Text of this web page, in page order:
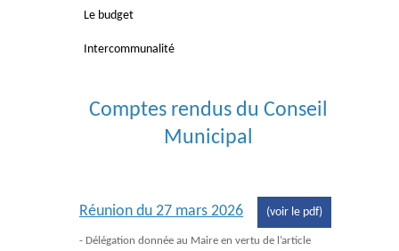
Le budget
Intercommunalité
Comptes rendus du Conseil
Municipal
Réunion du 27 mars 2026 (voir le pdf)
- Délégation donnée au Maire en vertu de l’article